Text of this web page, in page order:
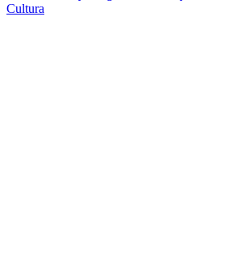
Cultura